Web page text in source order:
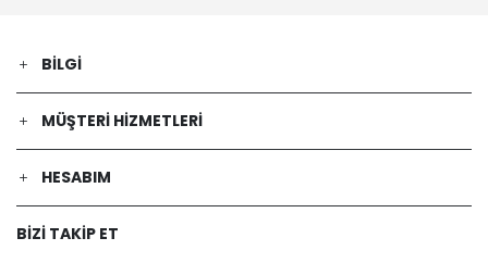
BILGI
MÜŞTERI HIZMETLERI
HESABIM
BIZI TAKIP ET